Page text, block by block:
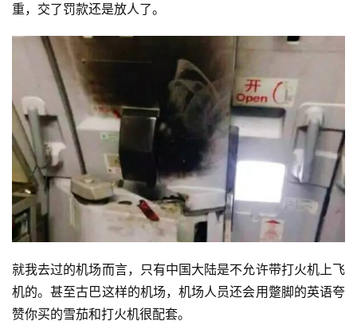
重，交了罚款还是放人了。
就我去过的机场而言，只有中国大陆是不允许带打火机上飞
机的。甚至古巴这样的机场，机场人员还会用蹩脚的英语夸
赞你买的雪茄和打火机很配套。